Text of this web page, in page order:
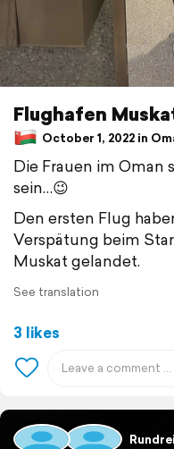
Flughafen
October 1, 2022 in
Die Frauen im Oman
sein…😉
Den ersten Flug
Verspätung beim
Muskat gelandet.
See translation
3 likes